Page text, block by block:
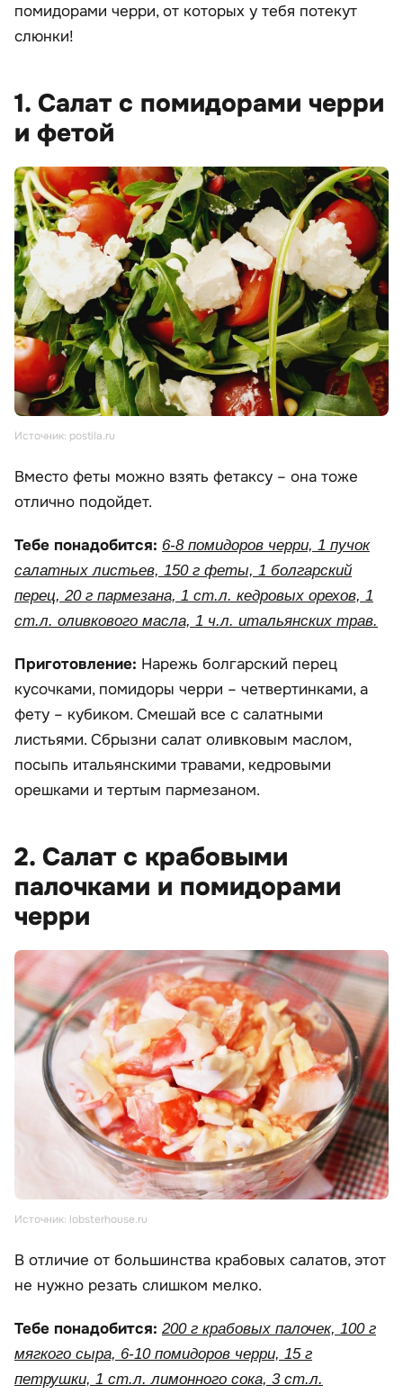
помидорами черри, от которых у тебя потекут
слюнки!
1. Салат с помидорами черри
и фетой
Источник: postila.ru
Вместо феты можно взять фетаксу – она тоже
отлично подойдет.
Тебе понадобится: 6-8 помидоров черри, 1 пучок
салатных листьев, 150 г феты, 1 болгарский
перец, 20 г пармезана, 1 ст.л. кедровых орехов, 1
ст.л. оливкового масла, 1 ч.л. итальянских трав.
Приготовление: Нарежь болгарский перец
кусочками, помидоры черри – четвертинками, а
фету – кубиком. Смешай все с салатными
листьями. Сбрызни салат оливковым маслом,
посыпь итальянскими травами, кедровыми
орешками и тертым пармезаном.
2. Салат с крабовыми
палочками и помидорами
черри
Источник: lobsterhouse.ru
В отличие от большинства крабовых салатов, этот
не нужно резать слишком мелко.
Тебе понадобится: 200 г крабовых палочек, 100 г
мягкого сыра, 6-10 помидоров черри, 15 г
петрушки, 1 ст.л. лимонного сока, 3 ст.л.